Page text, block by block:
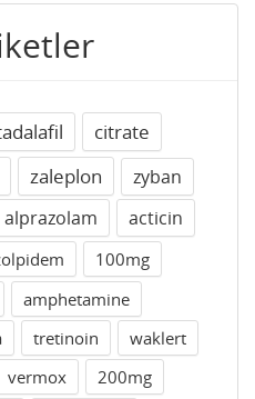
citrate
zaleplon
zyban
alprazolam
acticin
100mg
amphetamine
tretinoin
waklert
vermox
200mg